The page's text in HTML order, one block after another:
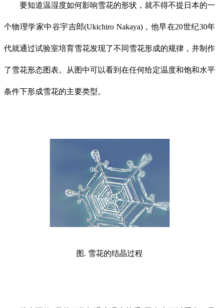
要知道温湿度如何影响雪花的形状，就不得不提日本的一
个物理学家中谷宇吉郎(Ukichiro Nakaya)，他早在20世纪30年
代就通过试验室培育雪花发现了不同雪花形成的规律，并制作
了雪花形态图表。从图中可以看到在任何给定温度和饱和水平
条件下形成雪花的主要类型。
图. 雪花的结晶过程